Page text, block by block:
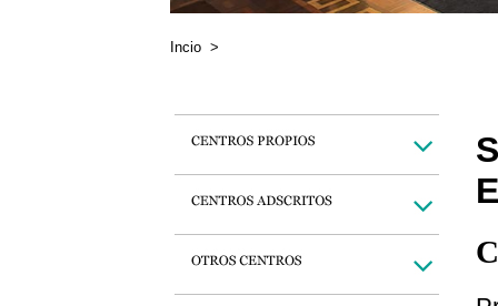
Incio >